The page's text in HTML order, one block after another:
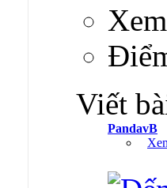
Viết
PandavB